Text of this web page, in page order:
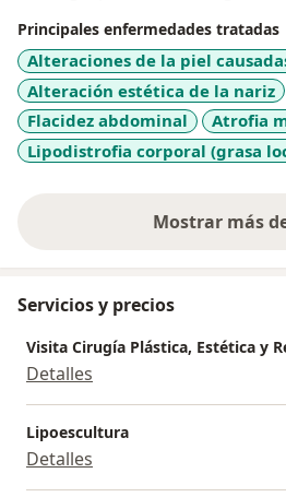
Principales enfermedades tratadas
Alteraciones de la piel
Alteración estética de la nariz
Flacidez abdominal
Atrofia
Lipodistrofia corporal (grasa
Mostrar más
Servicios y precios
Visita Cirugía Plástica, Estética y
Detalles
Lipoescultura
Detalles